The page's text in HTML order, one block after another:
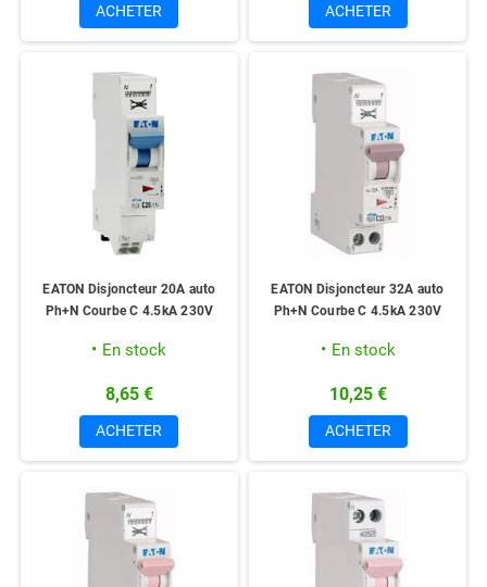
ACHETER ACHETER
EATON Disjoncteur 20A auto
Ph+N Courbe C 4.5kA 230V
En stock
8,65 €
ACHETER
EATON Disjoncteur 32A auto
Ph+N Courbe C 4.5kA 230V
En stock
10,25 €
ACHETER